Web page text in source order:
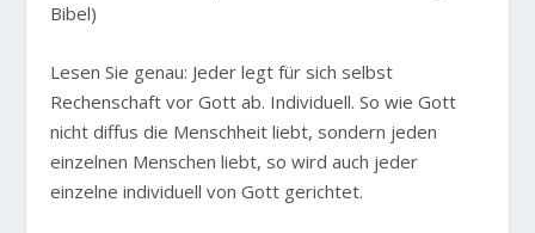
Bibel)
Lesen Sie genau: Jeder legt für sich selbst
Rechenschaft vor Gott ab. Individuell. So wie Gott
nicht diffus die Menschheit liebt, sondern jeden
einzelnen Menschen liebt, so wird auch jeder
einzelne individuell von Gott gerichtet.